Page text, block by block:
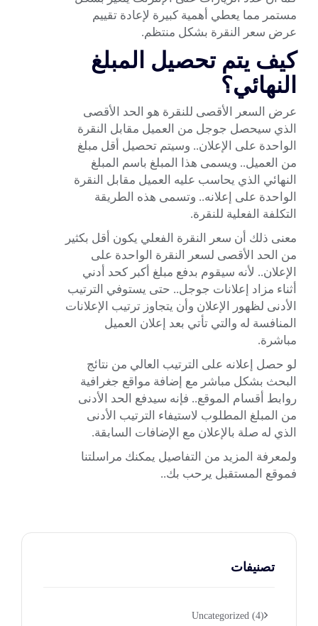
مستمر مما يعطي أهمية كبيرة لإعادة تقييم
عرض سعر النقرة بشكل منتظم.
كيف يتم تحصيل المبلغ
النهائي؟
عرض السعر الأقصى للنقرة هو الحد الأقصى
الذي سيحصل جوجل من العميل مقابل النقرة
الواحدة على الإعلان.. وسيتم تحصيل أقل مبلغ
من العميل.. ويسمى هذا المبلغ باسم المبلغ
النهائي الذي يحاسب عليه العميل مقابل النقرة
الواحدة على إعلانه.. وتسمى هذه الطريقة
التكلفة الفعلية للنقرة.
معنى ذلك أن سعر النقرة الفعلي يكون أقل بكثير
من الحد الأقصى لسعر النقرة الواحدة على
الإعلان.. لأنه سيقوم بدفع مبلغ أكبر كحد أدني
أثناء مزاد إعلانات جوجل.. حتى يستوفي الترتيب
الأدنى لظهور الإعلان وأن يتجاوز ترتيب الإعلانات
المنافسة له والتي تأتي بعد إعلان العميل
مباشرة.
لو حصل إعلانه على الترتيب العالي من نتائج
البحث بشكل مباشر مع إضافة مواقع جغرافية
روابط أقسام الموقع.. فإنه سيدفع الحد الأدنى
من المبلغ المطلوب لاستيفاء الترتيب الأدنى
الذي له صلة بالإعلان مع الإضافات السابقة.
ولمعرفة المزيد من التفاصيل يمكنك مراسلتنا
فموقع المستقبل يرحب بك..
تصنيفات
Uncategorized (4)